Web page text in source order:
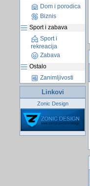
Dom i porodica
Biznis
Sport i zabava
Sport i
rekreacija
Zabava
Ostalo
Zanimljivosti
Linkovi
Zonic Design